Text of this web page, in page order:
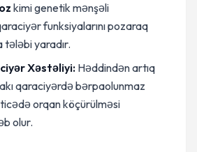
kimi genetik mənşəli
funksiyalarını pozaraq
yaradır.
Xəstəliyi: Həddindən artıq
qaraciyərdə bərpaolunmaz
orqan köçürülməsi
olur.